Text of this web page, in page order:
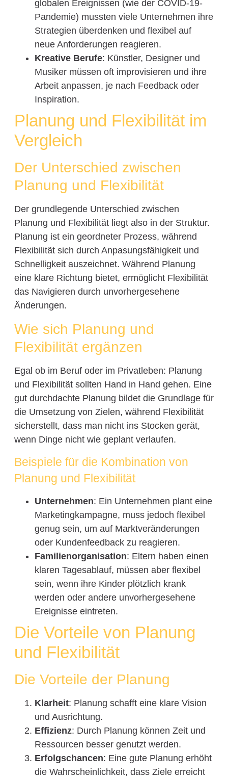
globalen Ereignissen (wie der COVID-19-
Pandemie) mussten viele Unternehmen ihre
Strategien überdenken und flexibel auf
neue Anforderungen reagieren.
Kreative Berufe: Künstler, Designer und
Musiker müssen oft improvisieren und ihre
Arbeit anpassen, je nach Feedback oder
Inspiration.
Planung und Flexibilität im
Vergleich
Der Unterschied zwischen
Planung und Flexibilität
Der grundlegende Unterschied zwischen
Planung und Flexibilität liegt also in der Struktur.
Planung ist ein geordneter Prozess, während
Flexibilität sich durch Anpasungsfähigkeit und
Schnelligkeit auszeichnet. Während Planung
eine klare Richtung bietet, ermöglicht Flexibilität
das Navigieren durch unvorhergesehene
Änderungen.
Wie sich Planung und
Flexibilität ergänzen
Egal ob im Beruf oder im Privatleben: Planung
und Flexibilität sollten Hand in Hand gehen. Eine
gut durchdachte Planung bildet die Grundlage für
die Umsetzung von Zielen, während Flexibilität
sicherstellt, dass man nicht ins Stocken gerät,
wenn Dinge nicht wie geplant verlaufen.
Beispiele für die Kombination von
Planung und Flexibilität
Unternehmen: Ein Unternehmen plant eine
Marketingkampagne, muss jedoch flexibel
genug sein, um auf Marktveränderungen
oder Kundenfeedback zu reagieren.
Familienorganisation: Eltern haben einen
klaren Tagesablauf, müssen aber flexibel
sein, wenn ihre Kinder plötzlich krank
werden oder andere unvorhergesehene
Ereignisse eintreten.
Die Vorteile von Planung
und Flexibilität
Die Vorteile der Planung
Klarheit: Planung schafft eine klare Vision
und Ausrichtung.
Effizienz: Durch Planung können Zeit und
Ressourcen besser genutzt werden.
Erfolgschancen: Eine gute Planung erhöht
die Wahrscheinlichkeit, dass Ziele erreicht